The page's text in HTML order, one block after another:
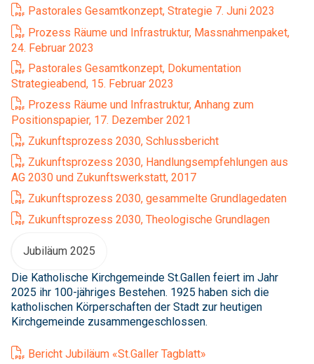
Pastorales Gesamtkonzept, Strategie 7. Juni 2023
Prozess Räume und Infrastruktur, Massnahmenpaket,
24. Februar 2023
Pastorales Gesamtkonzept, Dokumentation
Strategieabend, 15. Februar 2023
Prozess Räume und Infrastruktur, Anhang zum
Positionspapier, 17. Dezember 2021
Zukunftsprozess 2030, Schlussbericht
Zukunftsprozess 2030, Handlungsempfehlungen aus
AG 2030 und Zukunftswerkstatt, 2017
Zukunftsprozess 2030, gesammelte Grundlagedaten
Zukunftsprozess 2030, Theologische Grundlagen
Jubiläum 2025
Die Katholische Kirchgemeinde St.Gallen feiert im Jahr
2025 ihr 100-jähriges Bestehen. 1925 haben sich die
katholischen Körperschaften der Stadt zur heutigen
Kirchgemeinde zusammengeschlossen.
Bericht Jubiläum «St.Galler Tagblatt»